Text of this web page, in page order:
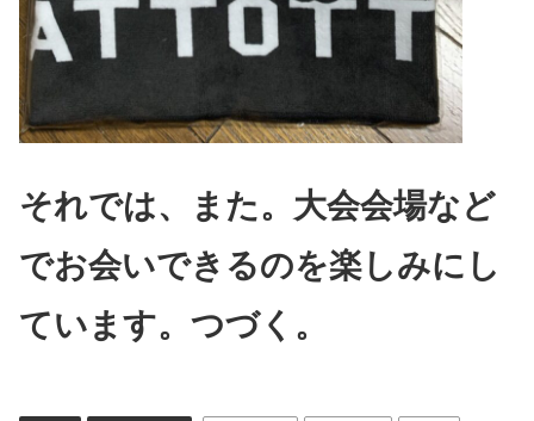
それでは、また。大会会場など
でお会いできるのを楽しみにし
ています。 つづく。